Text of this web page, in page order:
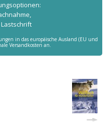
in das europäische Ausland (EU und
Versandkosten an.